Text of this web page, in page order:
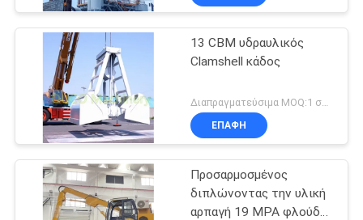
13 CBM υδραυλικός
Clamshell κάδος
ΕΠΑΦΉ
Προσαρμοσμένος
διπλώνοντας την υλική
αρπαγή 19 MPA φλούδας